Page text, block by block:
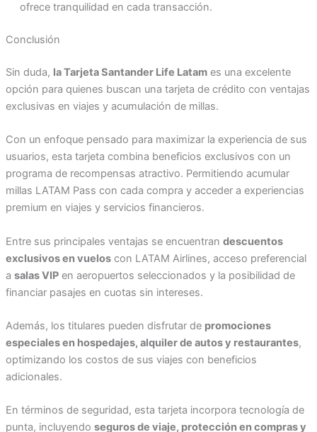
ofrece tranquilidad en cada transacción.
Conclusión
Sin duda, la Tarjeta Santander Life Latames una excelente
opción para quienes buscan una tarjeta de crédito con ventajas
exclusivas en viajes y acumulación de millas.
Con un enfoque pensado para maximizar la experiencia de sus
usuarios, esta tarjeta combina beneficios exclusivos con un
programa de recompensas atractivo. Permitiendo acumular
millas LATAM Pass con cada compra y acceder a experiencias
premium en viajes y servicios financieros.
Entre sus principales ventajas se encuentran descuentos
exclusivos en vueloscon LATAM Airlines, acceso preferencial
a salas VIPen aeropuertos seleccionados y la posibilidad de
financiar pasajes en cuotas sin intereses.
Además, los titulares pueden disfrutar de promociones
especiales en hospedajes, alquiler de autos y restaurantes,
optimizando los costos de sus viajes con beneficios
adicionales.
En términos de seguridad, esta tarjeta incorpora tecnología de
punta, incluyendo seguros de viaje, protección en compras y